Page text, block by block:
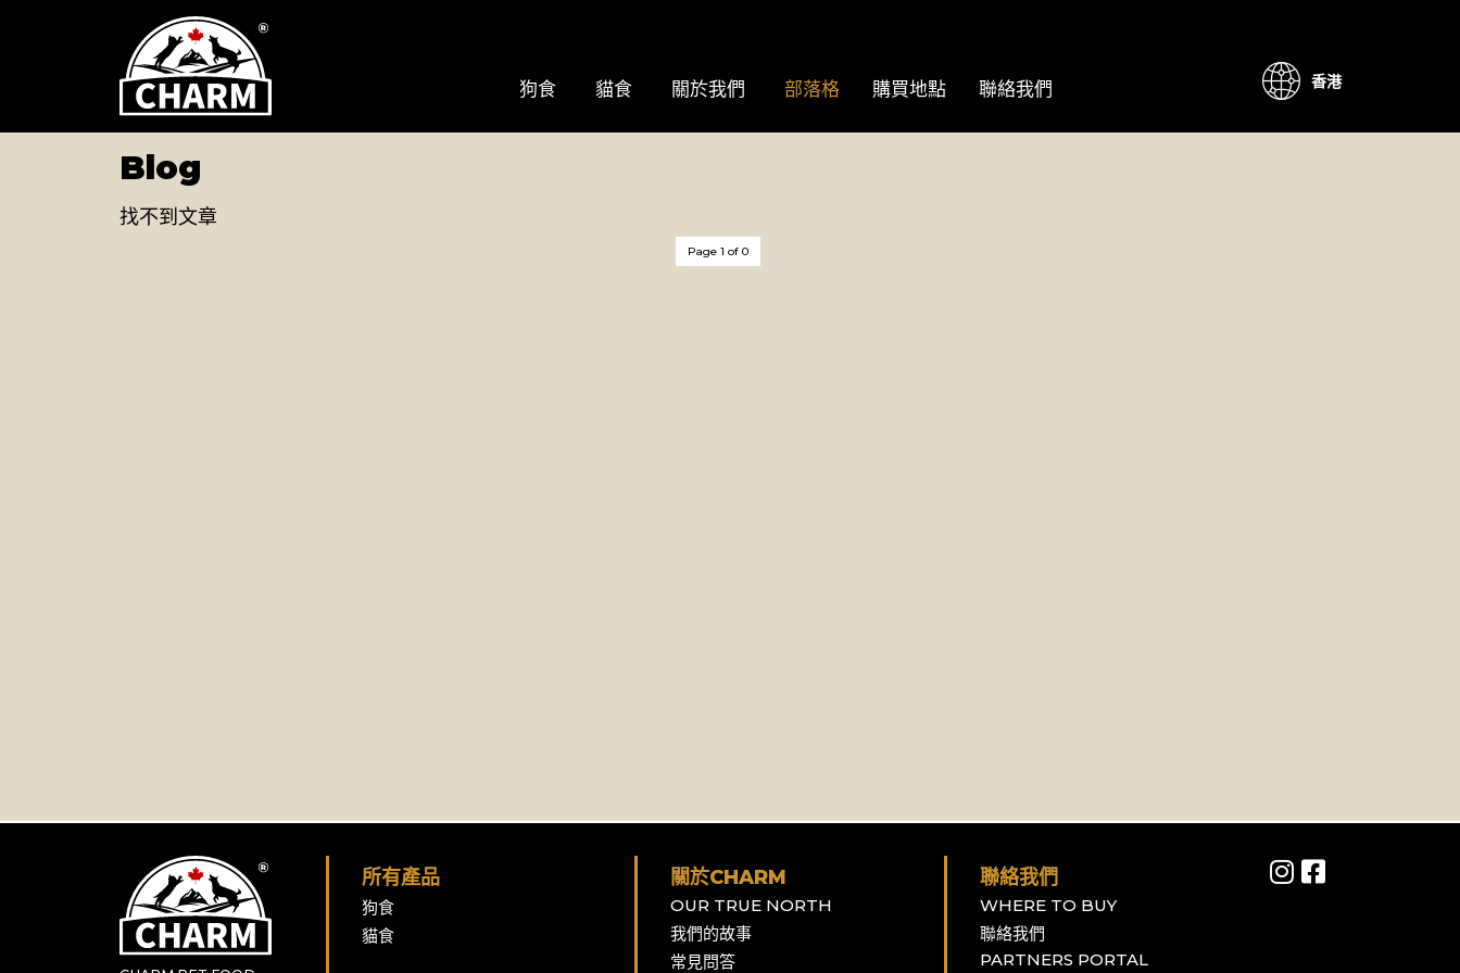
狗食 貓食 關於我們 部落格 購買地點 聯絡我們 香港
Blog
找不到文章
Page 1 of 0
所有產品
狗食
貓食
關於CHARM
OUR TRUE NORTH
我們的故事
常見問答
聯絡我們
WHERE TO BUY
聯絡我們
PARTNERS PORTAL